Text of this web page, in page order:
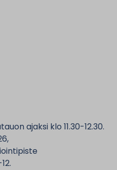
ajaksi klo 11.30-12.30.